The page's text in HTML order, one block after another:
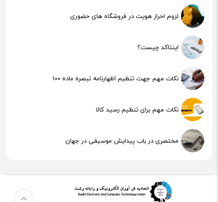
لزوم احراز هویت در فروشگاه های حضوری
اینتاکد چیست؟
نکات مهم جهت تنظیم اظهارنامه تبصره ماده 100
نکات مهم برای تنظیم رسید کالا
مختصری در باب پیدایش موسیقی در جهان